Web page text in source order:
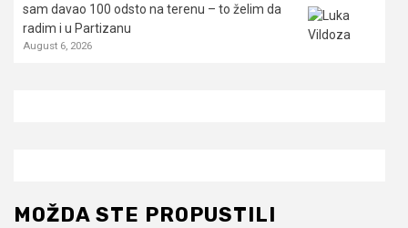
sam davao 100 odsto na terenu – to želim da
radim i u Partizanu
August 6, 2026
MOŽDA STE PROPUSTILI